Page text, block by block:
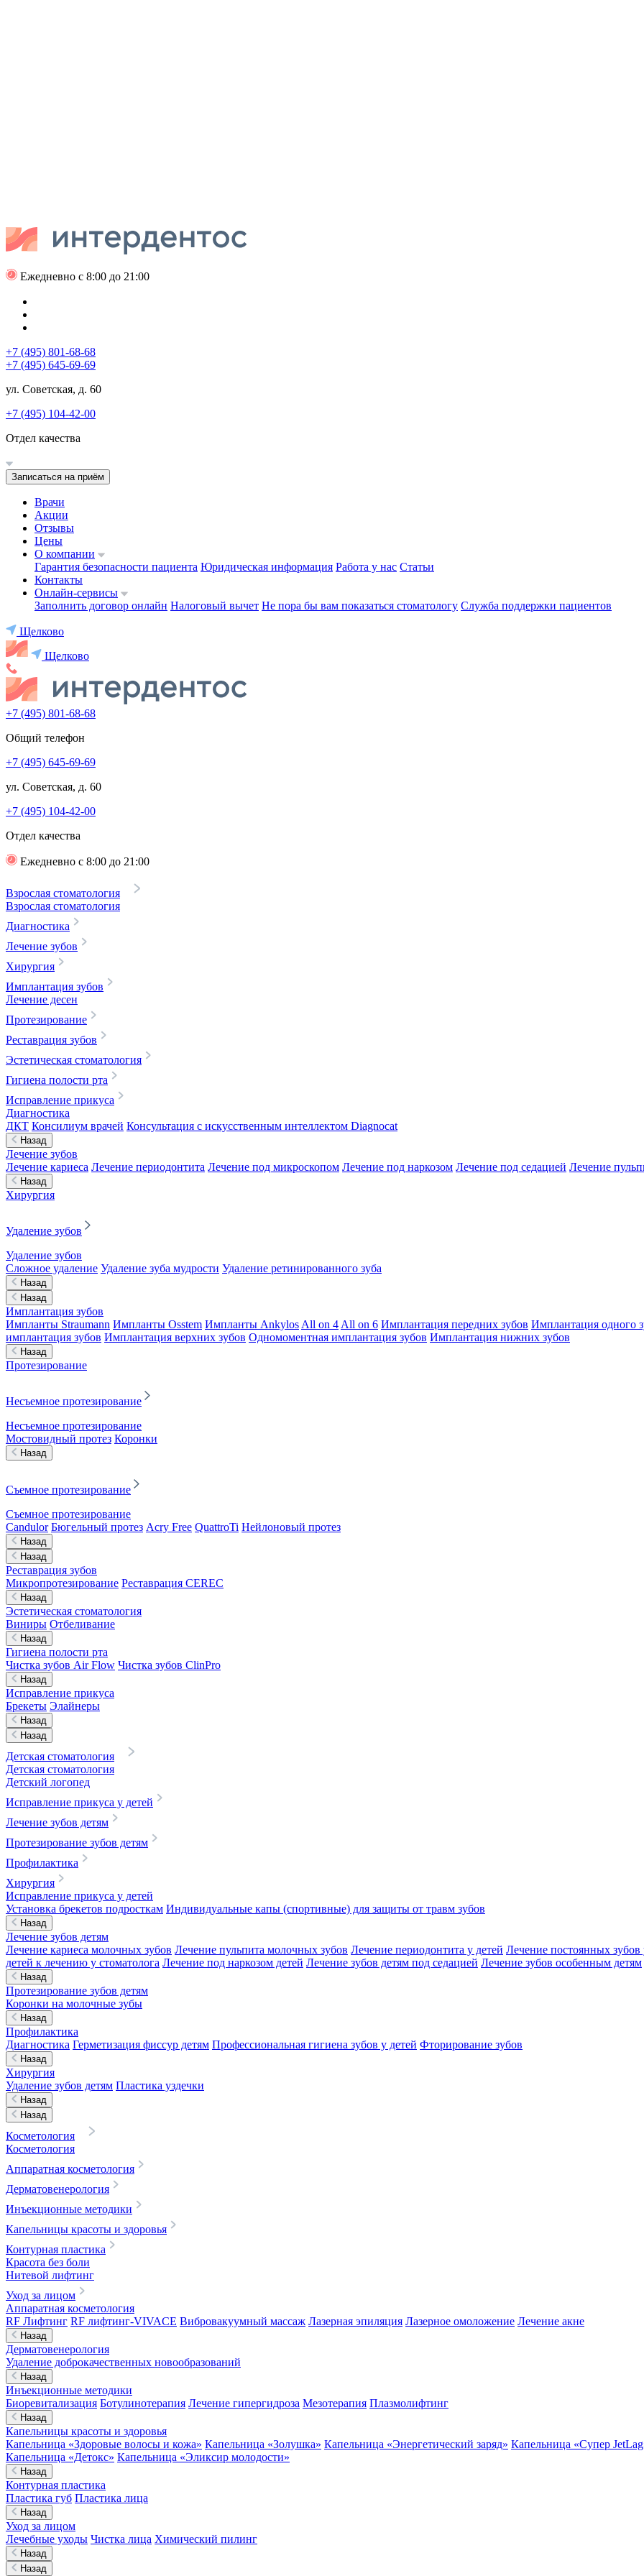
Ежедневно с 8:00 до 21:00
+7 (495) 801-68-68
+7 (495) 645-69-69
ул. Советская, д. 60
+7 (495) 104-42-00
Отдел качества
Записаться на приём
Врачи
Акции
Отзывы
Цены
О компании
Гарантия безопасности пациента Юридическая информация Работа у нас Статьи
Контакты
Онлайн-сервисы
Заполнить договор онлайн Налоговый вычет Не пора бы вам показаться стоматологу Служба поддержки пациентов
Щелково
Щелково
+7 (495) 801-68-68
Общий телефон
+7 (495) 645-69-69
ул. Советская, д. 60
+7 (495) 104-42-00
Отдел качества
Ежедневно с 8:00 до 21:00
Взрослая стоматология
Взрослая стоматология
Диагностика
Лечение зубов
Хирургия
Имплантация зубов
Лечение десен
Протезирование
Реставрация зубов
Эстетическая стоматология
Гигиена полости рта
Исправление прикуса
Диагностика
ДКТ Консилиум врачей Консультация с искусственным интеллектом Diagnocat
Назад
Лечение зубов
Лечение кариеса Лечение периодонтита Лечение под микроскопом Лечение под наркозом Лечение под седацией Лечение
Назад
Хирургия
Удаление зубов
Удаление зубов
Сложное удаление Удаление зуба мудрости Удаление ретинированного зуба
Назад
Назад
Имплантация зубов
Импланты Straumann Импланты Osstem Импланты Ankylos All on 4 All on 6 Имплантация передних зубов Имплантация одного
имплантация зубов Имплантация верхних зубов Одномоментная имплантация зубов Имплантация нижних зубов
Назад
Протезирование
Несъемное протезирование
Несъемное протезирование
Мостовидный протез Коронки
Назад
Съемное протезирование
Съемное протезирование
Candulor Бюгельный протез Acry Free QuattroTi Нейлоновый протез
Назад
Назад
Реставрация зубов
Микропротезирование Реставрация CEREC
Назад
Эстетическая стоматология
Виниры Отбеливание
Назад
Гигиена полости рта
Чистка зубов Air Flow Чистка зубов ClinPro
Назад
Исправление прикуса
Брекеты Элайнеры
Назад
Назад
Детская стоматология
Детская стоматология
Детский логопед
Исправление прикуса у детей
Лечение зубов детям
Протезирование зубов детям
Профилактика
Хирургия
Исправление прикуса у детей
Установка брекетов подросткам Индивидуальные капы (спортивные) для защиты от травм зубов
Назад
Лечение зубов детям
Лечение кариеса молочных зубов Лечение пульпита молочных зубов Лечение периодонтита у детей Лечение постоянных зубов
детей к лечению у стоматолога Лечение под наркозом детей Лечение зубов детям под седацией Лечение зубов особенным детям
Назад
Протезирование зубов детям
Коронки на молочные зубы
Назад
Профилактика
Диагностика Герметизация фиссур детям Профессиональная гигиена зубов у детей Фторирование зубов
Назад
Хирургия
Удаление зубов детям Пластика уздечки
Назад
Назад
Косметология
Косметология
Аппаратная косметология
Дерматовенерология
Инъекционные методики
Капельницы красоты и здоровья
Контурная пластика
Красота без боли
Нитевой лифтинг
Уход за лицом
Аппаратная косметология
RF Лифтинг RF лифтинг-VIVACE Вибровакуумный массаж Лазерная эпиляция Лазерное омоложение Лечение акне
Назад
Дерматовенерология
Удаление доброкачественных новообразований
Назад
Инъекционные методики
Биоревитализация Ботулинотерапия Лечение гипергидроза Мезотерапия Плазмолифтинг
Назад
Капельницы красоты и здоровья
Капельница «Здоровые волосы и кожа» Капельница «Золушка» Капельница «Энергетический заряд» Капельница «Супер
Капельница «Детокс» Капельница «Эликсир молодости»
Назад
Контурная пластика
Пластика губ Пластика лица
Назад
Уход за лицом
Лечебные уходы Чистка лица Химический пилинг
Назад
Назад